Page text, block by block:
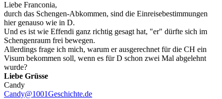
Liebe Franconia,
durch das Schengen-Abkommen, sind die Einreisebestimmungen
hier genauso wie in D.
Und es ist wie Effendi ganz richtig gesagt hat, "er" dürfte sich im
Schengenraum frei bewegen.
Allerdings frage ich mich, warum er ausgerechnet für die CH ein
Visum bekommen soll, wenn es für D schon zwei Mal abgelehnt
wurde?
Liebe Grüsse
Candy
Candy@1001Geschichte.de